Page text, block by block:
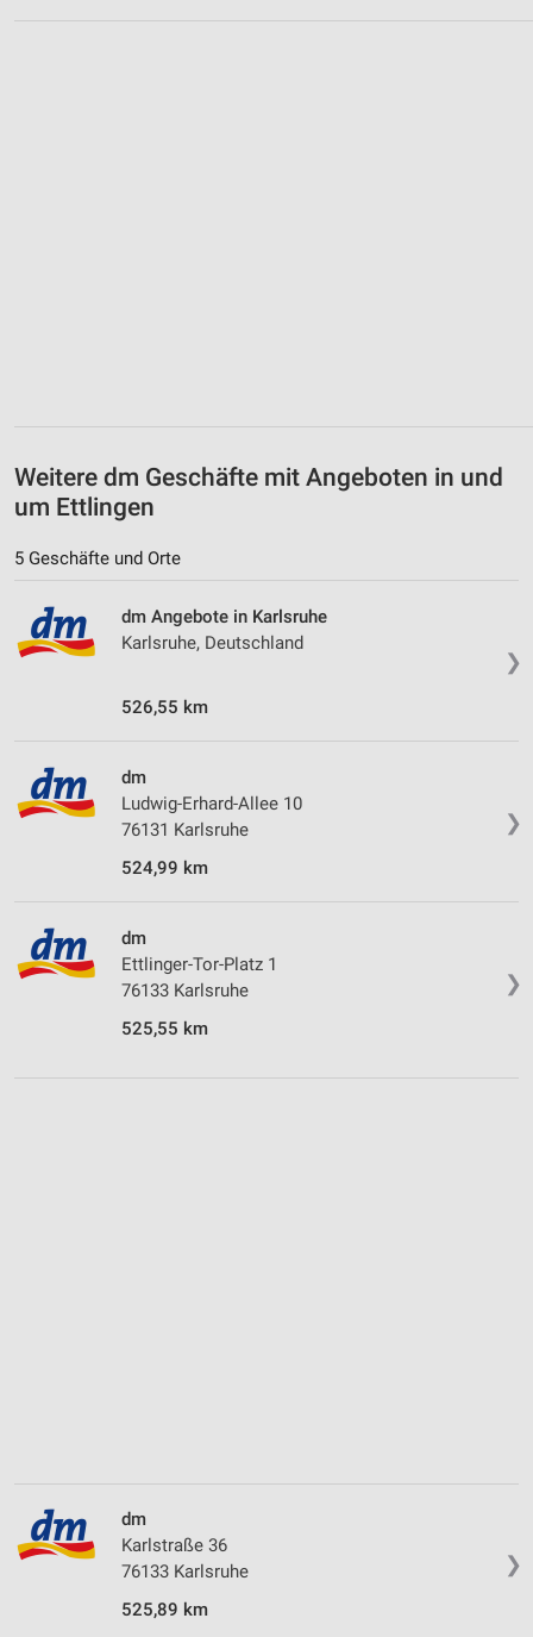
Weitere dm Geschäfte mit Angeboten in und
um Ettlingen
5 Geschäfte und Orte
❯
dm Angebote in Karlsruhe
Karlsruhe, Deutschland
526,55 km
❯
dm
Ludwig-Erhard-Allee 10
76131 Karlsruhe
524,99 km
❯
dm
Ettlinger-Tor-Platz 1
76133 Karlsruhe
525,55 km
❯
dm
Karlstraße 36
76133 Karlsruhe
525,89 km